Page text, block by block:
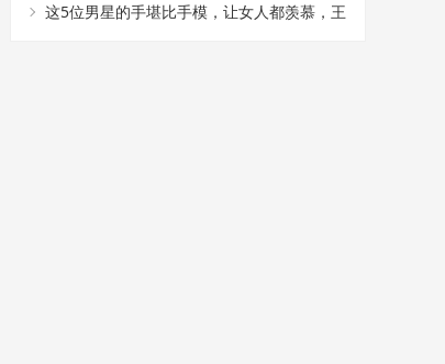
星，进来讨论一下吧！
这5位男星的手堪比手模，让女人都羡慕，王